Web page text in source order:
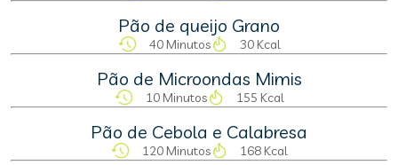
Pão de queijo Grano
40 Minutos 30 Kcal
Pão de Microondas Mimis
10 Minutos 155 Kcal
Pão de Cebola e Calabresa
120 Minutos 168 Kcal